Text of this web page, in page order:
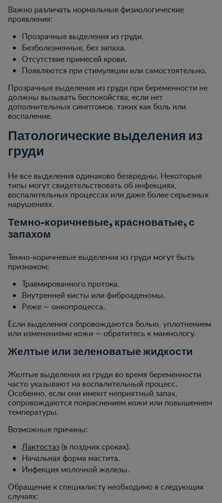
Важно различать нормальные физиологические
проявления:
Прозрачные выделения из груди.
Безболезненные, без запаха.
Отсутствие примесей крови.
Появляются при стимуляции или самостоятельно.
Прозрачные выделения из груди при беременности не
должны вызывать беспокойства, если нет
дополнительных симптомов, таких как боль или
воспаление.
Патологические выделения из
груди
Не все выделения одинаково безвредны. Некоторые
типы могут свидетельствовать об инфекциях,
воспалительных процессах или даже более серьезных
нарушениях.
Темно-коричневые, красноватые, с
запахом
Темно-коричневые выделения из груди могут быть
признаком:
Травмированного протока.
Внутренней кисты или фиброаденомы.
Реже — онкопроцесса.
Если выделения сопровождаются болью, уплотнением
или изменениями кожи — обратитесь к маммологу.
Желтые или зеленоватые жидкости
Желтые выделения из груди во время беременности
часто указывают на воспалительный процесс.
Особенно, если они имеют неприятный запах,
сопровождаются покраснением кожи или повышением
температуры.
Возможные причины:
Лактостаз(в поздних сроках).
Начальная форма мастита.
Инфекция молочной железы.
Обращение к специалисту необходимо в следующих
случаях: